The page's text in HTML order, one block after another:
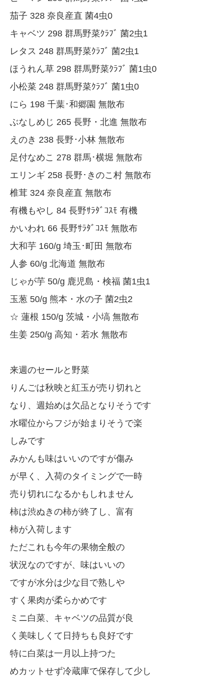
茄子 328 奈良産直 菌4虫0
キャベツ 298 群馬野菜ｸﾗﾌﾞ 菌2虫1
レタス 248 群馬野菜ｸﾗﾌﾞ 菌2虫1
ほうれん草 298 群馬野菜ｸﾗﾌﾞ 菌1虫0
小松菜 248 群馬野菜ｸﾗﾌﾞ 菌1虫0
にら 198 千葉･和郷園 無散布
ぶなしめじ 265 長野・北進 無散布
えのき 238 長野･小林 無散布
足付なめこ 278 群馬･横堀 無散布
エリンギ 258 長野･きのこ村 無散布
椎茸 324 奈良産直 無散布
有機もやし 84 長野ｻﾗﾀﾞｺｽﾓ 有機
かいわれ 66 長野ｻﾗﾀﾞｺｽﾓ 無散布
大和芋 160/g 埼玉･町田 無散布
人参 60/g 北海道 無散布
じゃが芋 50/g 鹿児島・検福 菌1虫1
玉葱 50/g 熊本・水の子 菌2虫2
☆ 蓮根 150/g 茨城・小塙 無散布
生姜 250/g 高知・若水 無散布
来週のセールと野菜
りんごは秋映と紅玉が売り切れと
なり、週始めは欠品となりそうです
水曜位からフジが始まりそうで楽
しみです
みかんも味はいいのですが傷み
が早く、入荷のタイミングで一時
売り切れになるかもしれません
柿は渋ぬきの柿が終了し、富有
柿が入荷します
ただこれも今年の果物全般の
状況なのですが、味はいいの
ですが水分は少な目で熟しや
すく果肉が柔らかめです
ミニ白菜、キャベツの品質が良
く美味しくて日持ちも良好です
特に白菜は一月以上持つた
めカットせず冷蔵庫で保存して少し